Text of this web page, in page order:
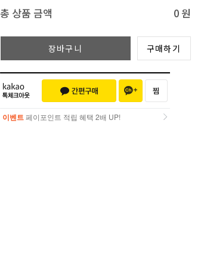
총 상품 금액 0 원
장바구니 구매하기
이벤트페이포인트 적립 혜택 2배 UP!